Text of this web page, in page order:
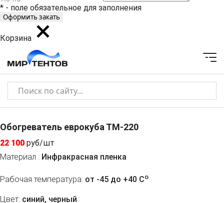
* - поле обязательное для заполнения
Корзина
Обогреватель еврокуба ТМ-220
22 100 руб/шт
Материал : Инфракрасная пленка
Рабочая температура: от -45 до +40 Co
Цвет: синий, черный